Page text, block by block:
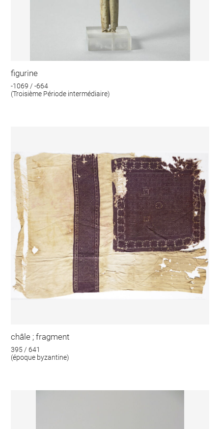
figurine
-1069 / -664
(Troisième Période intermédiaire)
châle ; fragment
395 / 641
(époque byzantine)